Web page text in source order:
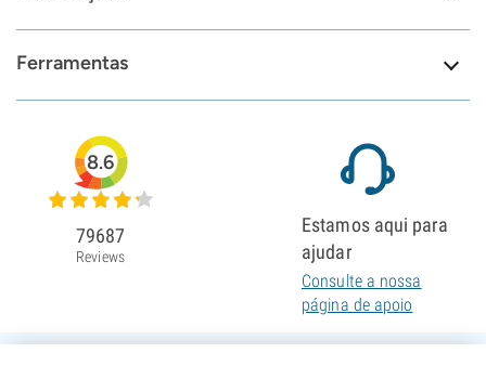
Ferramentas
8.6
79687
Reviews
Estamos aqui para
ajudar
Consulte a nossa
página de apoio